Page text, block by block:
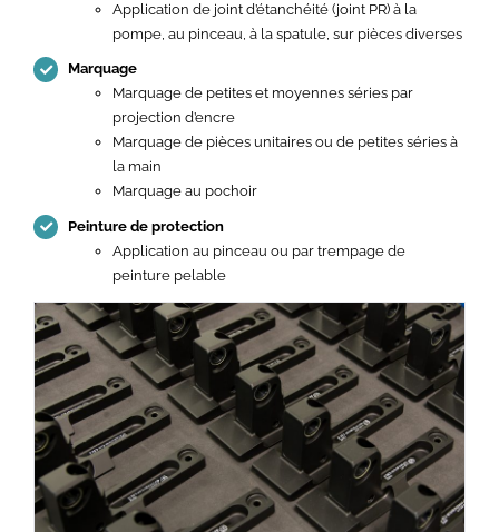
Application de joint d’étanchéité (joint PR) à la
pompe, au pinceau, à la spatule, sur pièces diverses
Marquage
Marquage de petites et moyennes séries par
projection d’encre
Marquage de pièces unitaires ou de petites séries à
la main
Marquage au pochoir
Peinture de protection
Application au pinceau ou par trempage de
peinture pelable